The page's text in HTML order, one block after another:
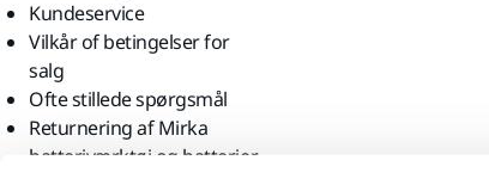
Kundeservice
Vilkår of betingelser for
salg
Ofte stillede spørgsmål
Returnering af Mirka
batteriværktøj og batterier